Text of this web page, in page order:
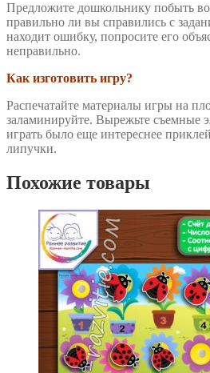
Предложите дошкольнику побыть
правильно ли вы справились с
находит ошибку, попросите его
неправильно.
Как изготовить игру?
Распечатайте материалы игры на
заламинируйте. Вырежьте съемные
играть было еще интереснее
липучки.
Похожие товары